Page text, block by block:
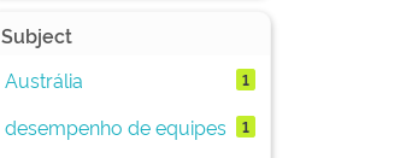
Subject
Austrália
1
desempenho de equipes 1